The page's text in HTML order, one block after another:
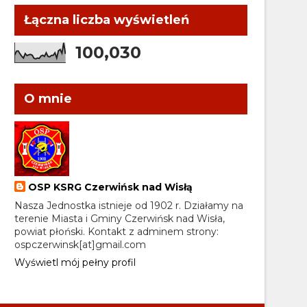
Łączna liczba wyświetleń
100,030
O mnie
OSP KSRG Czerwińsk nad Wisłą
Nasza Jednostka istnieje od 1902 r. Działamy na
terenie Miasta i Gminy Czerwińsk nad Wisła,
powiat płoński. Kontakt z adminem strony:
ospczerwinsk[at]gmail.com
Wyświetl mój pełny profil